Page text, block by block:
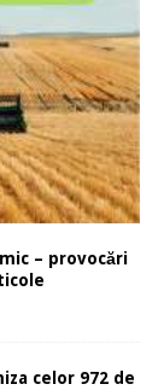
– provocări
celor 972 de